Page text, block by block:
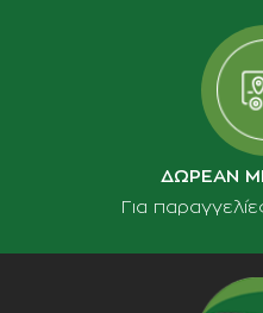
ΔΩΡΕΑΝ
Για